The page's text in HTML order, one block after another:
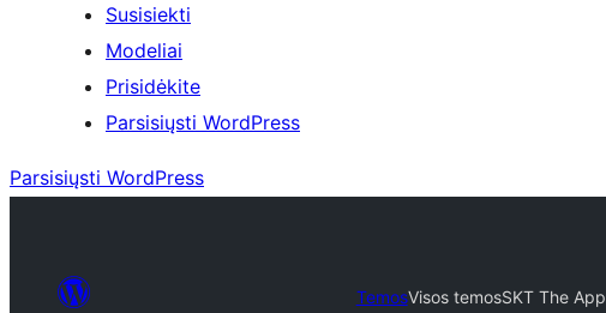
Susisiekti
Modeliai
Prisidėkite
Parsisiųsti WordPress
Parsisiųsti WordPress
TemosVisos temosSKT The App